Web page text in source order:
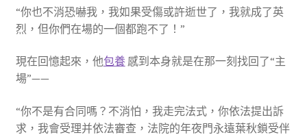
“你也不消恐嚇我，我如果受傷或許逝世了，我就成了英
烈，但你們在場的一個都跑不了！”
現在回憶起來，他包養感到本身就是在那一刻找回了“主
場”——
“你不是有合同嗎？不消怕，我走完法式，你依法提出訴
求，我會受理并依法審查，法院的年夜門永遠葉秋鎖受伴